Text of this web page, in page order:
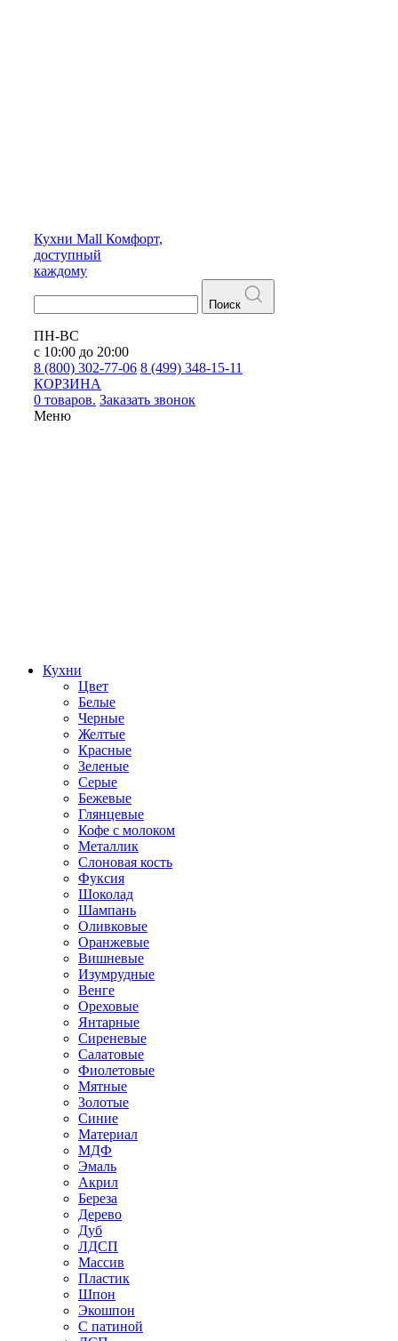
Кухни Mall Комфорт,
доступный
каждому
Поиск
ПН-ВС
с 10:00 до 20:00
8 (800) 302-77-06 8 (499) 348-15-11
КОРЗИНА
0 товаров. Заказать звонок
Меню
Кухни
Цвет
Белые
Черные
Желтые
Красные
Зеленые
Серые
Бежевые
Глянцевые
Кофе с молоком
Металлик
Слоновая кость
Фуксия
Шоколад
Шампань
Оливковые
Оранжевые
Вишневые
Изумрудные
Венге
Ореховые
Янтарные
Сиреневые
Салатовые
Фиолетовые
Мятные
Золотые
Синие
Материал
МДФ
Эмаль
Акрил
Береза
Дерево
Дуб
ЛДСП
Массив
Пластик
Шпон
Экошпон
С патиной